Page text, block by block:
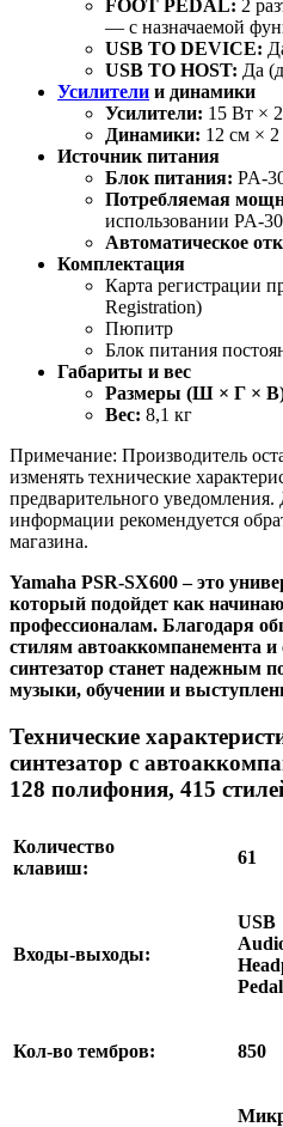
FOOT PEDAL: 2
— с назначаемой
USB TO DEVICE:
USB TO HOST: Да
Усилители и динамики
Усилители: 15 Вт × 2
Динамики: 12 см × 2
Источник питания
Блок питания: PA-
Потребляемая
использовании PA-
Автоматическое
Комплектация
Карта регистрации
Registration)
Пюпитр
Блок питания
Габариты и вес
Размеры (Ш × Г ×
Вес: 8,1 кг
Примечание: Производитель
изменять технические
предварительного
информации рекомендуется
магазина.
Yamaha PSR-SX600 – это
который подойдет как
профессионалам. Благодаря
стилям автоаккомпанемента
синтезатор станет надежным
музыки, обучении и
Технические
синтезатор с
128 полифония, 415
Количество
клавиш:
61
Входы-выходы:
USB
Pedal
Кол-во тембров: 850